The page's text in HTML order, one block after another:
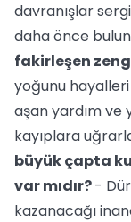
davranışlar
daha önce
fakirleşen
yoğunu
aşan yardım ve
kayıplara
büyük çapta
var mıdır?-
kazanacağı